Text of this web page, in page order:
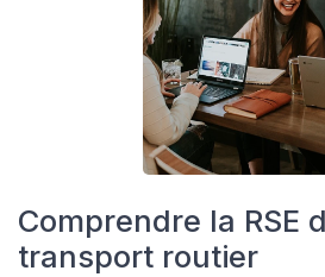
Comprendre la RSE
transport routier